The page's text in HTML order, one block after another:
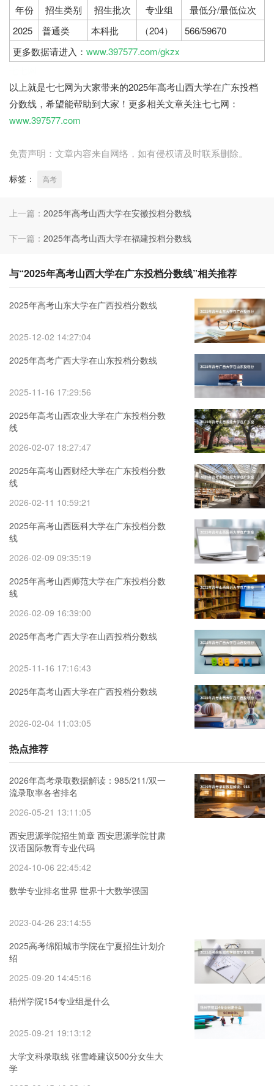
年份 招生类别 招生批次 专业组
最低分/最低位次
2025
普通类 本科批 （204）
566/59670
更多数据请进入： www.397577.com/gkzx
以上就是七七网为大家带来的2025年高考山西大学在广东投档
分数线，希望能帮助到大家！更多相关文章关注七七网：
www.397577.com
免责声明：文章内容来自网络，如有侵权请及时联系删除。
标签： 高考
上一篇： 2025年高考山西大学在安徽投档分数线
下一篇： 2025年高考山西大学在福建投档分数线
与“2025年高考山西大学在广东投档分数线”相关推荐
2025年高考山东大学在广西投档分数线
2025-12-02 14:27:04
2025年高考广西大学在山东投档分数线
2025-11-16 17:29:56
2025年高考山西农业大学在广东投档分数
线
2026-02-07 18:27:47
2025年高考山西财经大学在广东投档分数
线
2026-02-11 10:59:21
2025年高考山西医科大学在广东投档分数
线
2026-02-09 09:35:19
2025年高考山西师范大学在广东投档分数
线
2026-02-09 16:39:00
2025年高考广西大学在山西投档分数线
2025-11-16 17:16:43
2025年高考山西大学在广西投档分数线
2026-02-04 11:03:05
热点推荐
2026年高考录取数据解读：985/211/双一
流录取率各省排名
2026-05-21 13:11:05
西安思源学院招生简章 西安思源学院甘肃
汉语国际教育专业代码
2024-10-06 22:45:42
数学专业排名世界 世界十大数学强国
2023-04-26 23:14:55
2025高考绵阳城市学院在宁夏招生计划介
绍
2025-09-20 14:45:16
梧州学院154专业组是什么
2025-09-21 19:13:12
大学文科录取线 张雪峰建议500分女生大
学